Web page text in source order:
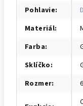
Pohlavie:
Materiál:
Farba:
Sklíčko:
Rozmer: